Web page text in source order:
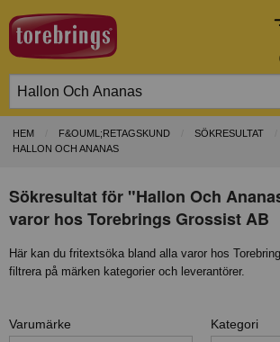
HEM F&OUML;RETAGSKUND
SÖKRESULTAT
HALLON OCH ANANAS
Sökresultat för "Hallon Och
varor hos Torebrings Grossist AB
Här kan du fritextsöka bland alla varor hos
filtrera på märken kategorier och leverantörer.
Varumärke Kategori